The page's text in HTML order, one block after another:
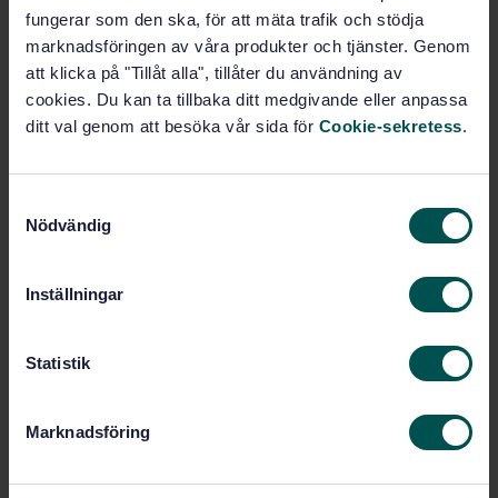
fungerar som den ska, för att mäta trafik och stödja
marknadsföringen av våra produkter och tjänster. Genom
att klicka på "Tillåt alla", tillåter du användning av
cookies. Du kan ta tillbaka ditt medgivande eller anpassa
ditt val genom att besöka vår sida för Cookie-sekretess.
Nödvändig
Inställningar
Statistik
Marknadsföring
Price:1 420 SEK
PDF
Add to cart
Show more
Tätskikt för låglutande tak
och broar, SIS/TK 193/AG 02
Article no:
Approved:7/14/2010